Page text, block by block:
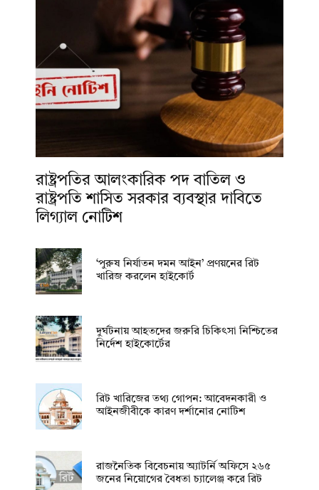
রাষ্ট্রপতির আলংকারিক পদ বাতিল ও
রাষ্ট্রপতি শাসিত সরকার ব্যবস্থার দাবিতে
লিগ্যাল নোটিশ
‘পুরুষ নির্যাতন দমন আইন’ প্রণয়নের রিট
খারিজ করলেন হাইকোর্ট
দুর্ঘটনায় আহতদের জরুরি চিকিৎসা নিশ্চিতের
নির্দেশ হাইকোর্টের
রিট খারিজের তথ্য গোপন: আবেদনকারী ও
আইনজীবীকে কারণ দর্শানোর নোটিশ
রাজনৈতিক বিবেচনায় অ‍্যাটর্নি অফিসে ২৬৫
জনের নিয়োগের বৈধতা চ্যালেঞ্জ করে রিট